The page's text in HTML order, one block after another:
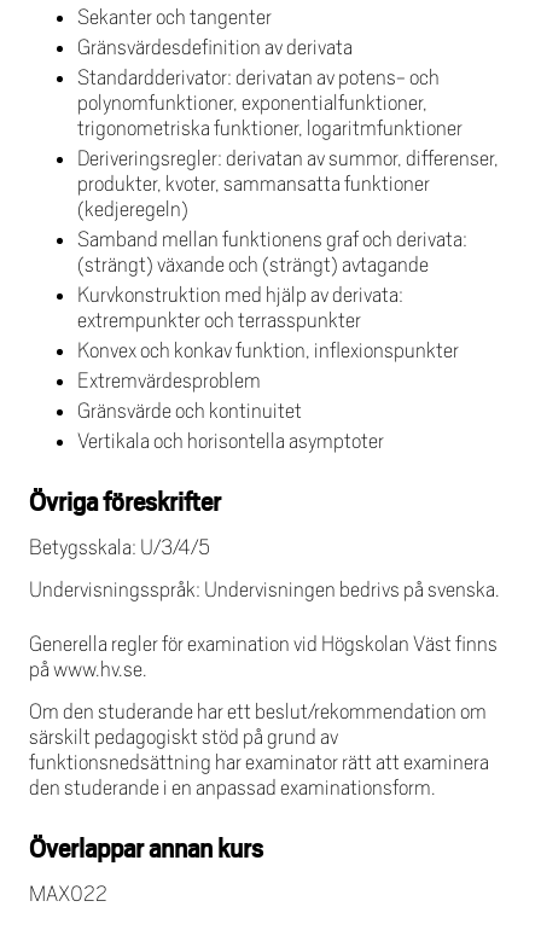
Sekanter och tangenter
Gränsvärdesdefinition av derivata
Standardderivator: derivatan av potens- och
polynomfunktioner, exponentialfunktioner,
trigonometriska funktioner, logaritmfunktioner
Deriveringsregler: derivatan av summor, differenser,
produkter, kvoter, sammansatta funktioner
(kedjeregeln)
Samband mellan funktionens graf och derivata:
(strängt) växande och (strängt) avtagande
Kurvkonstruktion med hjälp av derivata:
extrempunkter och terrasspunkter
Konvex och konkav funktion, inflexionspunkter
Extremvärdesproblem
Gränsvärde och kontinuitet
Vertikala och horisontella asymptoter
Övriga föreskrifter
Betygsskala: U/3/4/5
Undervisningsspråk: Undervisningen bedrivs på svenska.
Generella regler för examination vid Högskolan Väst finns
på www.hv.se.
Om den studerande har ett beslut/rekommendation om
särskilt pedagogiskt stöd på grund av
funktionsnedsättning har examinator rätt att examinera
den studerande i en anpassad examinationsform.
Överlappar annan kurs
MAX022